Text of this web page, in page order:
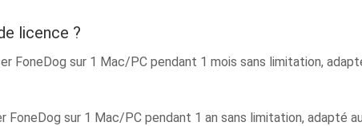
licence ?
FoneDog sur 1 Mac/PC pendant 1 mois sans limitation,
FoneDog sur 1 Mac/PC pendant 1 an sans limitation, adapté